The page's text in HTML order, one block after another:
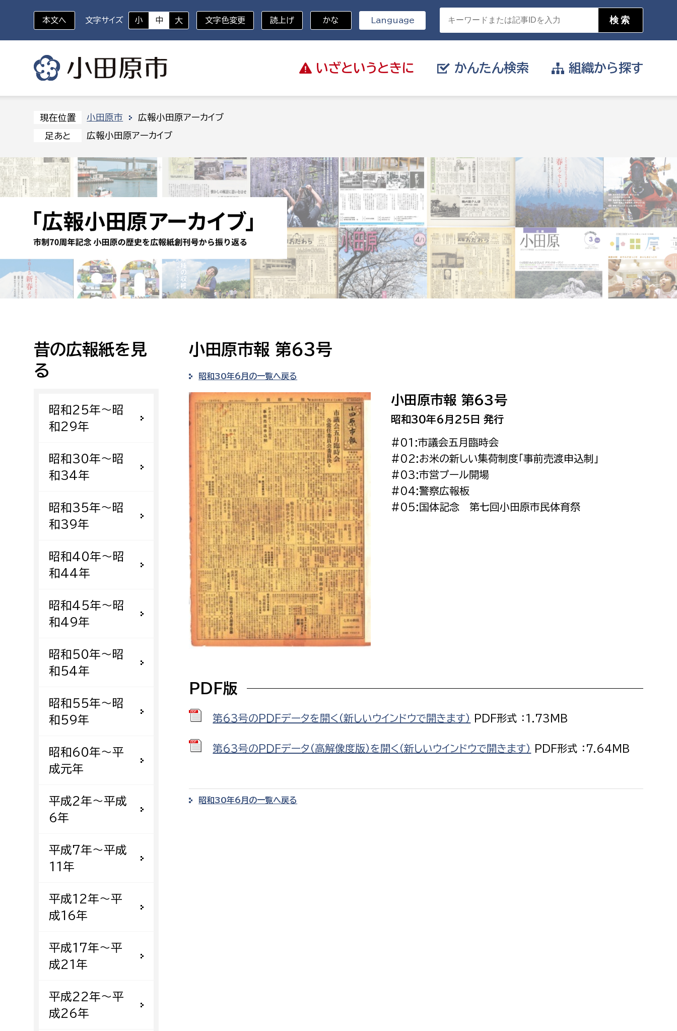
いざと いうときに
いざというときに
休日救急外来 防災・ハザードマップ 避難場所 消防
かんたん検索
対象者を選択
幼稚園児・保育園児
高校生・大学生など
障がい者
事業者
求職者
外国人
ペット
税
教育・子育て
防災・安全
福祉・健康
環境・エネルギー
都市基盤
市民活動・地域づくり
行政経営
観光
消防
病院
市議会
届け出や申請をしたい
証明書がほしい
相談をしたい
支払いをしたい
働きたい
まちづくりに関わりたい
組織から探す
組織から探す
部に属さない室
秘書室
広報広聴室
企画政策課
財政課
デジタル推進課
総務課
職員課
財産管理課
契約検査課
市税総務課
市民税課
資産税課
事業課
市民部
地域安全課
人権・男女共同参画課
戸籍住民課
防災部 文化部
スポーツ課
小田原城総合管理事務所
環境部
福祉健康部
福祉政策課
生活援護課
障がい福祉課
保険課
健康づくり課
子ども若者部
子ども政策課
子ども若者支援課
保育課
経済部
産業政策課
観光課
農政課
水産海浜課
都市政策課
建築指導課
建設部
建設政策課
国県事業推進課
道水路整備課
みどり公園課
会計管理者
出納室
市立総合医療センター
患者サポートセンター
病院管理局：経営管理課
病院管理局：施設用度課
消防課
警防第2課
上下水道局
経営総務課
水道整備課
下水道整備課
浄水管理課
教育部
保健給食課
選挙管理委員会事務局 監査事務局
農業委員会事務局
農業委員会事務局
本文へ 文字サイズ 小 中 大 文字色変更 読上げ かな Language
現在位置 小田原市 広報小田原アーカイブ
足あと 広報小田原アーカイブ
昔の広報紙を見
る
昭和25年〜昭
和29年
昭和30年〜昭
和34年
昭和35年〜昭
和39年
昭和40年〜昭
和44年
昭和45年〜昭
和49年
昭和50年〜昭
和54年
昭和55年〜昭
和59年
昭和60年〜平
成元年
平成2年〜平成
6年
平成7年〜平成
11年
平成12年〜平
成16年
平成17年〜平
成21年
平成22年〜平
成26年
小田原市報 第63号
昭和30年6月の一覧へ戻る
小田原市報 第63号
昭和30年6月25日 発行
#01:市議会五月臨時会
#02:お米の新しい集荷制度「事前売渡申込制」
#03:市営プール開場
#04:警察広報板
#05:国体記念 第七回小田原市民体育祭
PDF版
第63号のPDFデータを開く（新しいウインドウで開きます） PDF形式 ：1.73MB
第63号のPDFデータ（高解像度版）を開く（新しいウインドウで開きます） PDF形式 ：7.64MB
昭和30年6月の一覧へ戻る